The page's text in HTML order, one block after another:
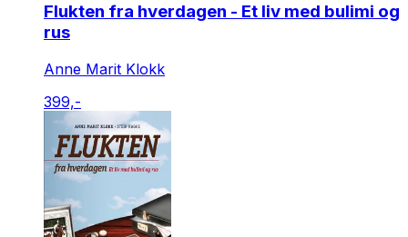
Flukten fra hverdagen - Et liv med bulimi og
rus
Anne Marit Klokk
399,-